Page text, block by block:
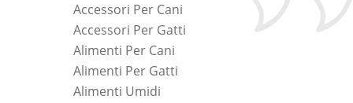
Accessori Per Cani
Accessori Per Gatti
Alimenti Per Cani
Alimenti Per Gatti
Alimenti Umidi